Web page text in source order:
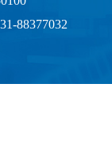
88377032